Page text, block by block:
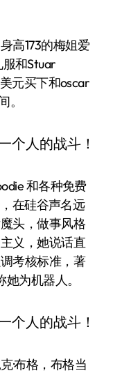
高173的梅姐爱
和Stuar
元买下和oscar
。
和各种免费
在硅谷声名远
头，做事风格
义，她说话直
考核标准，著
为机器人。
·布格，布格当